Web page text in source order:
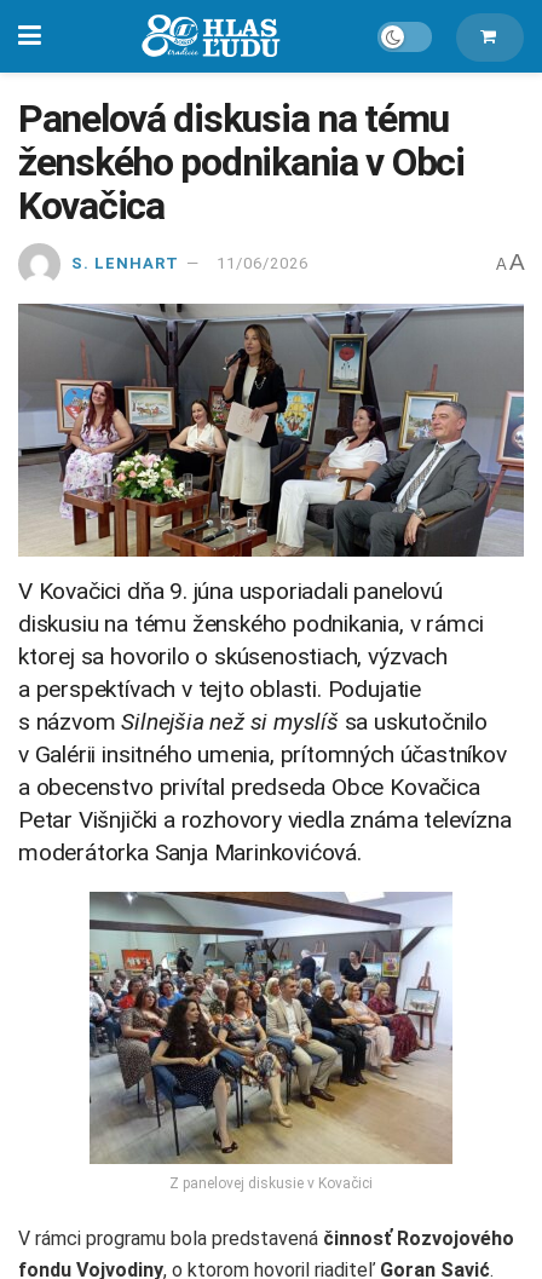
Panelová diskusia na tému
ženského podnikania v Obci
Kovačica
S. LENHART 11/06/2026 A A
V Kovačici dňa 9. júna usporiadali panelovú
diskusiu na tému ženského podnikania, v rámci
ktorej sa hovorilo o skúsenostiach, výzvach
a perspektívach v tejto oblasti. Podujatie
s názvomSilnejšia než si myslíš sa uskutočnilo
v Galérii insitného umenia, prítomných účastníkov
a obecenstvo privítal predseda Obce Kovačica
Petar Višnjički a rozhovory viedla známa televízna
moderátorka Sanja Marinkovićová.
Z panelovej diskusie v Kovačici
V rámci programu bola predstavená činnosť Rozvojového
fondu Vojvodiny, o ktorom hovoril riaditeľ Goran Savić.